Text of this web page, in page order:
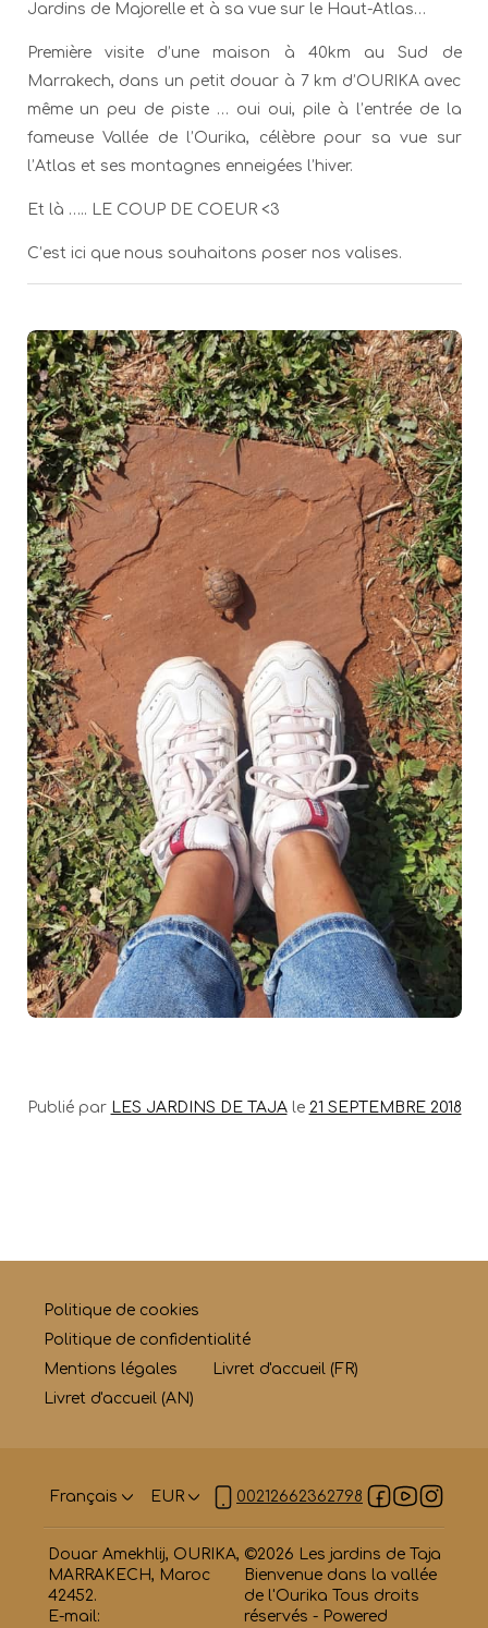
Jardins de Majorelle et à sa vue sur le Haut-Atlas…
Première visite d’une maison à 40km au Sud de
Marrakech, dans un petit douar à 7 km d’OURIKA avec
même un peu de piste … oui oui, pile à l’entrée de la
fameuse Vallée de l’Ourika, célèbre pour sa vue sur
l’Atlas et ses montagnes enneigées l’hiver.
Et là ….. LE COUP DE COEUR <3
C’est ici que nous souhaitons poser nos valises.
Publié par LES JARDINS DE TAJAle 21 SEPTEMBRE 2018
Politique de cookies
Politique de confidentialité
Mentions légales
Livret d'accueil (FR)
Livret d'accueil (AN)
Français EUR 00212662362798
Douar Amekhlij, OURIKA,
MARRAKECH, Maroc
42452.
E-mail:
©2026
Les jardins de Taja
Bienvenue dans la vallée
de l'Ourika
Tous droits
réservés - Powered